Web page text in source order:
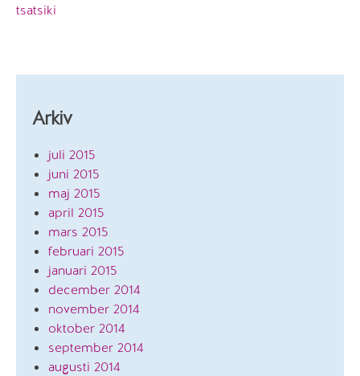
tsatsiki
Arkiv
juli 2015
juni 2015
maj 2015
april 2015
mars 2015
februari 2015
januari 2015
december 2014
november 2014
oktober 2014
september 2014
augusti 2014